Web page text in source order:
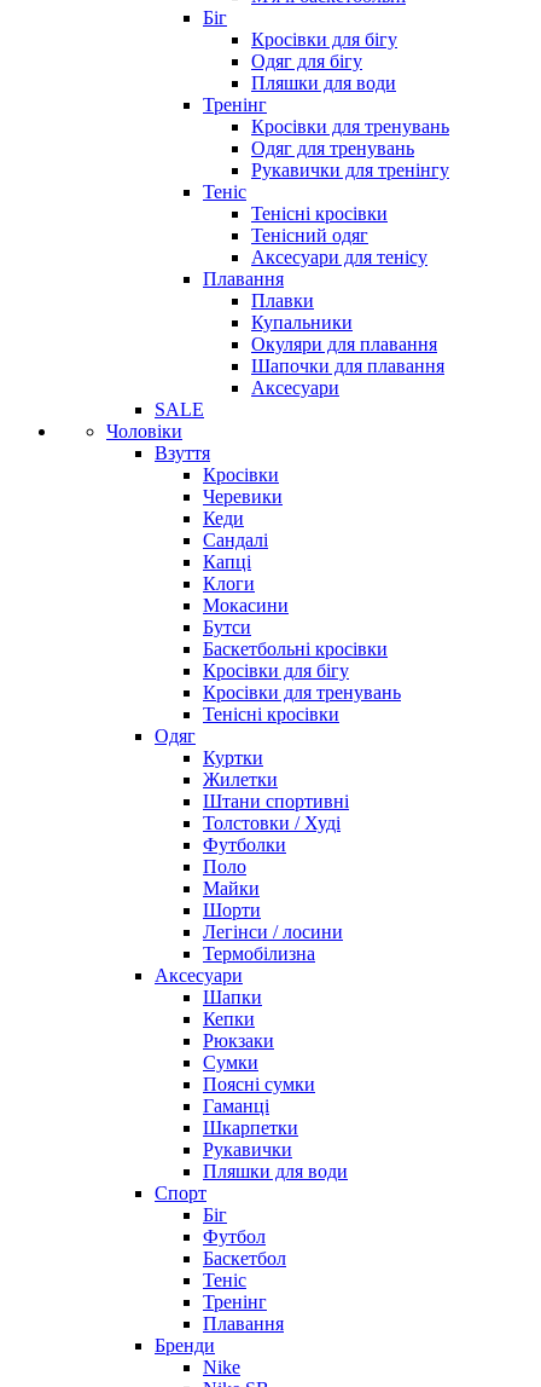
Біг
Кросівки для бігу
Одяг для бігу
Пляшки для води
Тренінг
Кросівки для тренувань
Одяг для тренувань
Рукавички для тренінгу
Теніс
Тенісні кросівки
Тенісний одяг
Аксесуари для тенісу
Плавання
Плавки
Купальники
Окуляри для плавання
Шапочки для плавання
Аксесуари
SALE
Чоловіки
Взуття
Кросівки
Черевики
Кеди
Сандалі
Капці
Клоги
Мокасини
Бутси
Баскетбольні кросівки
Кросівки для бігу
Кросівки для тренувань
Тенісні кросівки
Одяг
Куртки
Жилетки
Штани спортивні
Толстовки / Худі
Футболки
Поло
Майки
Шорти
Легінси / лосини
Термобілизна
Аксесуари
Шапки
Кепки
Рюкзаки
Сумки
Поясні сумки
Гаманці
Шкарпетки
Рукавички
Пляшки для води
Спорт
Біг
Футбол
Баскетбол
Теніс
Тренінг
Плавання
Бренди
Nike